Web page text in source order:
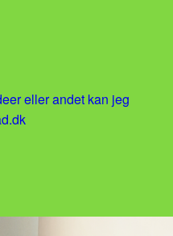
eller andet kan jeg